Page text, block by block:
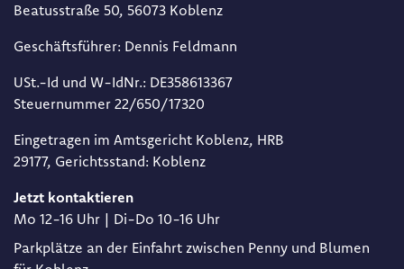
Beat​usstraße 50, 56073 Koblenz
Geschäftsführer: Dennis Feldmann​
USt.-Id und W-IdNr.: DE358613367​
Steuernummer 22/650/17320​
Eingetragen im Amtsgericht Koblenz, HRB
29177, Gerichtsstand: Koblenz
Jetzt kontaktieren
Mo 12-16 Uhr | Di-Do 10-16 Uhr
Parkplätze an der Einfahrt zwischen Penny und Blumen